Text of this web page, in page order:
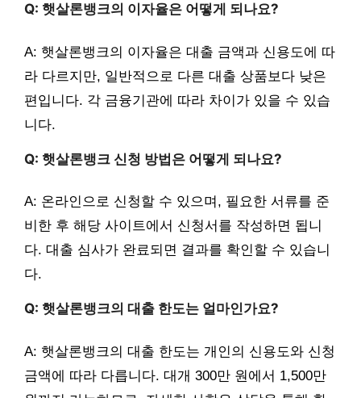
Q: 햇살론뱅크의 이자율은 어떻게 되나요?
A: 햇살론뱅크의 이자율은 대출 금액과 신용도에 따
라 다르지만, 일반적으로 다른 대출 상품보다 낮은
편입니다. 각 금융기관에 따라 차이가 있을 수 있습
니다.
Q: 햇살론뱅크 신청 방법은 어떻게 되나요?
A: 온라인으로 신청할 수 있으며, 필요한 서류를 준
비한 후 해당 사이트에서 신청서를 작성하면 됩니
다. 대출 심사가 완료되면 결과를 확인할 수 있습니
다.
Q: 햇살론뱅크의 대출 한도는 얼마인가요?
A: 햇살론뱅크의 대출 한도는 개인의 신용도와 신청
금액에 따라 다릅니다. 대개 300만 원에서 1,500만